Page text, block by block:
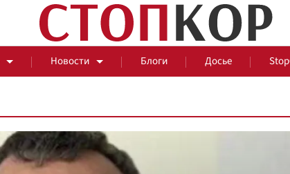
Новости Блоги Досье
За оградой